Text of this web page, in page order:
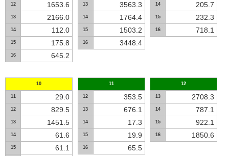
12 1653.6
13 2166.0
14 112.0
15 175.8
16 645.2
13 3563.3
14 1764.4
15 1503.2
16 3448.4
14 205.7
15 232.3
16 718.1
10
11 29.0
12 829.5
13 1451.5
14 61.6
15 61.1
11
12 353.5
13 676.1
14 17.3
15 19.9
16 65.5
12
13 2708.3
14 787.1
15 922.1
16 1850.6